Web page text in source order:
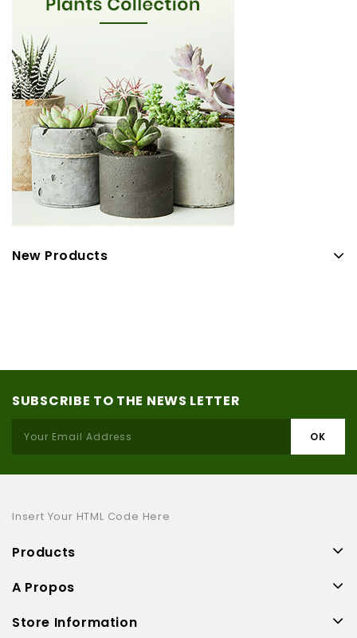
New Products
SUBSCRIBE TO THE NEWS LETTER
Insert Your HTML Code Here
Products
A Propos
Store Information